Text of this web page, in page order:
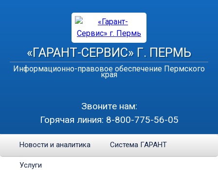
«ГАРАНТ-СЕРВИС» Г. ПЕРМЬ
Информационно-правовое обеспечение Пермского
края
Звоните нам:
Горячая линия: 8-800-775-56-05
Новости и аналитика Система ГАРАНТ
Услуги